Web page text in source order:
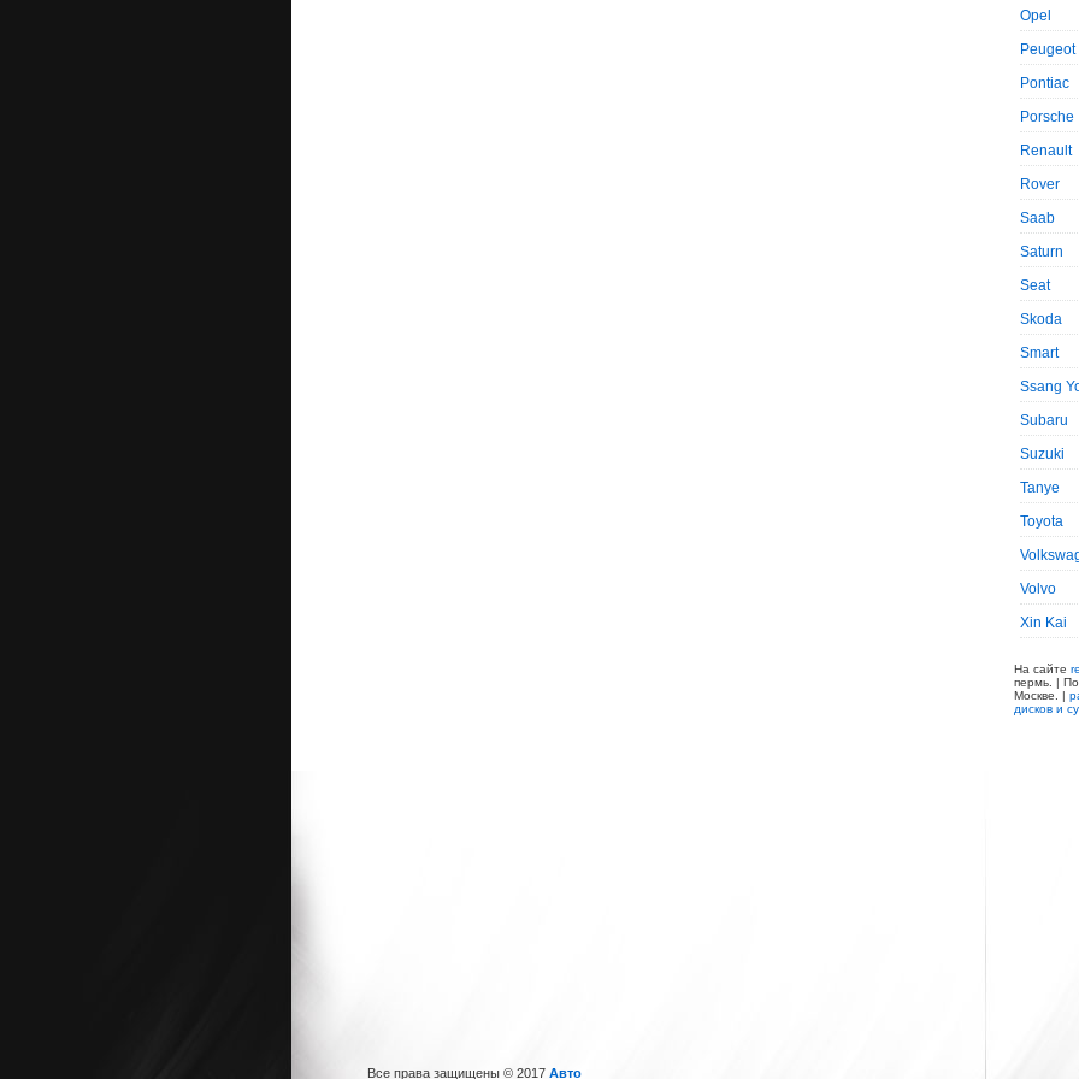
Opel
Peugeot
Pontiac
Porsche
Renault
Rover
Saab
Saturn
Seat
Skoda
Smart
Ssang
Subaru
Suzuki
Tanye
Toyota
Volvo
Xin Kai
На сайте
пермь. |
Москве. |
дисков и
Все права защищены © 2017 Авто